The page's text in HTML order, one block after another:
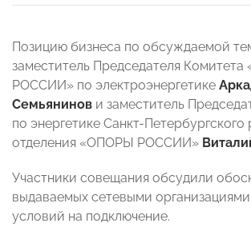
Позицию бизнеса по обсуждаемой
заместитель Председателя
РОССИИ» по электроэнергетике
Семьянинов и заместитель
по энергетике Санкт-Петербургского
отделения «ОПОРЫ РОССИИ»
Участники совещания обсудили
выдаваемых сетевыми организациями
условий на подключение.